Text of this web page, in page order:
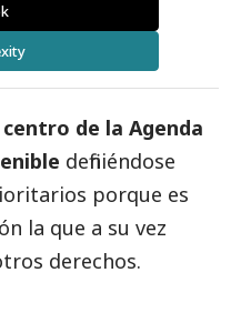
de la Agenda
definiéndose
porque es
la que a su vez
derechos.